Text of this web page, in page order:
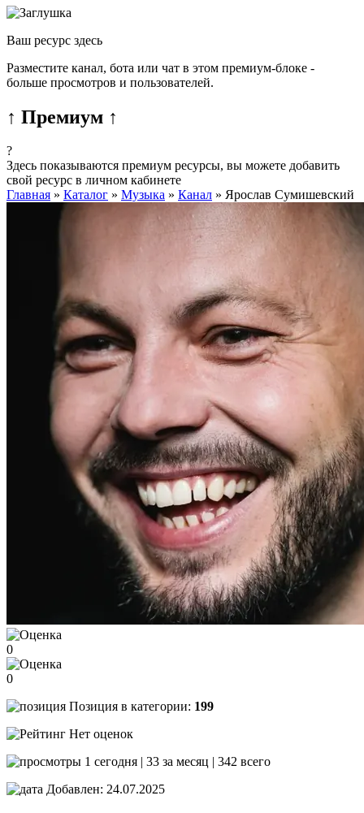
Ваш ресурс здесь
Разместите канал, бота или чат в этом премиум-блоке -
больше просмотров и пользователей.
↑ Премиум ↑
?
Здесь показываются премиум ресурсы, вы можете добавить
свой ресурс в личном кабинете
Главная » Каталог » Музыка » Канал » Ярослав Сумишевский
0
0
Позиция в категории: 199
Нет оценок
1 сегодня | 33 за месяц | 342 всего
Добавлен: 24.07.2025